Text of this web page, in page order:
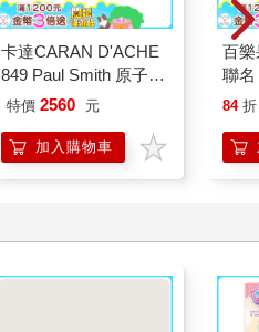
卡達CARAN D'ACHE
849 Paul Smith 原子筆
ED.5 條紋銀
特價 2560 元
加入購物車
百
聯
84 折